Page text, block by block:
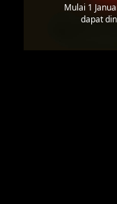
Mulai 1
dapat